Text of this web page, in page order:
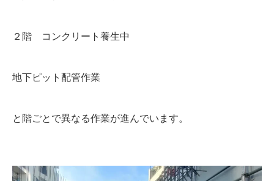
２階 コンクリート養生中
地下ピット配管作業
と階ごとで異なる作業が進んでいます。